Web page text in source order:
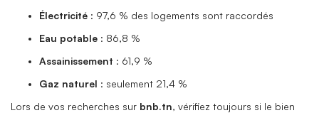
Électricité : 97,6 % des logements sont raccordés
Eau potable : 86,8 %
Assainissement : 61,9 %
Gaz naturel : seulement 21,4 %
Lors de vos recherches sur bnb.tn, vérifiez toujours si le bien